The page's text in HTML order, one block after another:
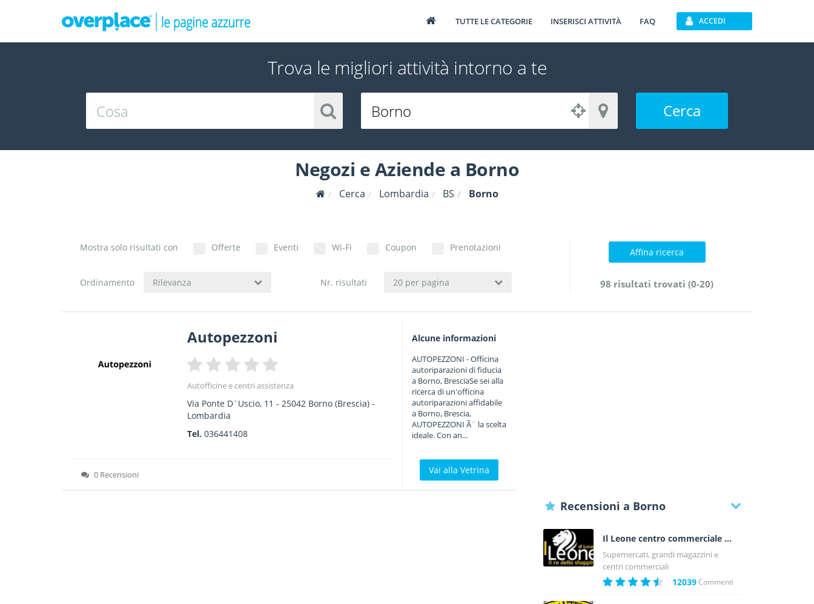
TUTTE LE CATEGORIE INSERISCI ATTIVITÀ FAQ ACCEDI
Trova le migliori attività intorno a te
Cerca
Negozi e Aziende a Borno
Cerca Lombardia BS Borno
Mostra solo risultati con Offerte Eventi Wi-Fi Coupon Prenotazioni
Ordinamento Rilevanza Nr. risultati 20 per pagina
Affina ricerca
98 risultati trovati (0-20)
Autopezzoni
Autofficine e centri assistenza
Via Ponte D`Uscio, 11 -25042 Borno (Brescia) -
Lombardia
Tel.036441408
0 Recensioni
Alcune informazioni
AUTOPEZZONI - Officina
autoriparazioni di fiducia
a Borno, BresciaSe sei alla
ricerca di un'officina
autoriparazioni affidabile
a Borno, Brescia,
AUTOPEZZONI Ã¨ la scelta
ideale. Con an...
Vai alla Vetrina
Recensioni a Borno
Il Leone centro commerciale a Lonato - Brescia
Supemercati, grandi magazzini e
centri commerciali
12039Commenti